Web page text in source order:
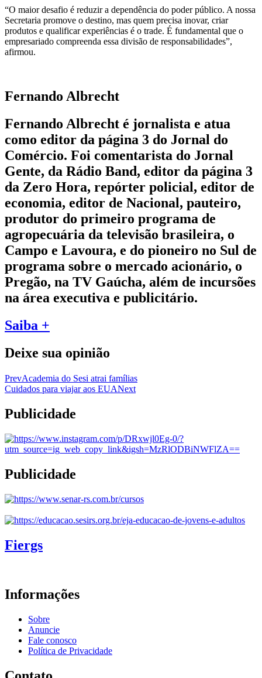
“O maior desafio é reduzir a dependência do poder público. A nossa
Secretaria promove o destino, mas quem precisa inovar, criar
produtos e qualificar experiências é o trade. É fundamental que o
empresariado compreenda essa divisão de responsabilidades”,
afirmou.
Fernando Albrecht
Fernando Albrecht é jornalista e atua
como editor da página 3 do Jornal do
Comércio. Foi comentarista do Jornal
Gente, da Rádio Band, editor da página 3
da Zero Hora, repórter policial, editor de
economia, editor de Nacional, pauteiro,
produtor do primeiro programa de
agropecuária da televisão brasileira, o
Campo e Lavoura, e do pioneiro no Sul de
programa sobre o mercado acionário, o
Pregão, na TV Gaúcha, além de incursões
na área executiva e publicitário.
Saiba +
Deixe sua opinião
PrevAcademia do Sesi atrai famílias
Cuidados para viajar aos EUANext
Publicidade
Publicidade
Fiergs
Informações
Sobre
Anuncie
Fale conosco
Política de Privacidade